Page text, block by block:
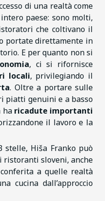
di una realtà come
paese: sono molti,
che coltivano il
portate direttamente in
E per quanto non si
, ci si rifornisce
locali, privilegiando il
. Oltre a portare sulle
piatti genuini e a basso
ha ricadute importanti
il lavoro e la
stelle, Hiša Franko può
ristoranti sloveni, anche
a quelle realtà
cucina dall’approccio